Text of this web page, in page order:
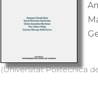
(Universitat Politècnica